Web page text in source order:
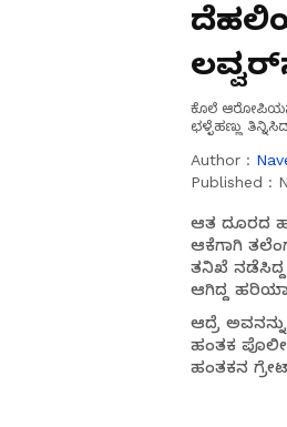
ಕೊಲೆ
ಛಳ್ಳೆಹಣ್ಣು
Author :
Published :
ಆತ ದೂರದ
ಆಕೆಗಾಗಿ
ತನಿಖೆ
ಆಗಿದ್ದ
ಆದ್ರೆ
ಹಂತಕ
ಹಂತಕನ